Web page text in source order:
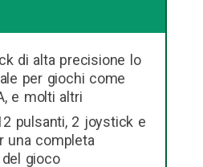
di alta precisione lo
per giochi come
e molti altri
pulsanti, 2 joystick e
una completa
gioco